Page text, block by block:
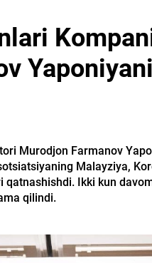
Murodjon Farmanov
Malayziya,
Ikki kun
qilindi.